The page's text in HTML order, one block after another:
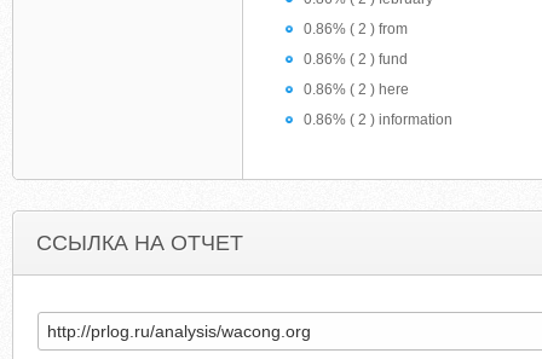
0.86% ( 2 ) from
0.86% ( 2 ) fund
0.86% ( 2 ) here
0.86% ( 2 ) information
ССЫЛКА НА ОТЧЕТ